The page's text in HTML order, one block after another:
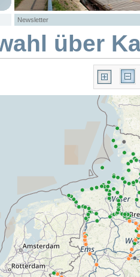
Newsletter
über